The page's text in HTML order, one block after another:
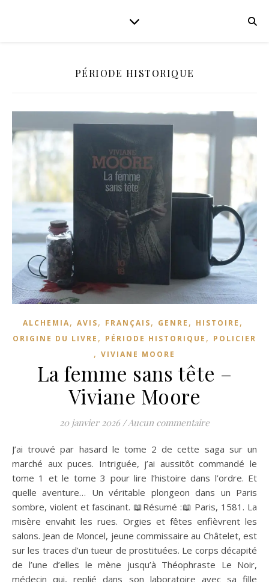
PÉRIODE HISTORIQUE
ALCHEMIA, AVIS, FRANÇAIS, GENRE , HISTOIRE ,
ORIGINE DU LIVRE , PÉRIODE HISTORIQUE , POLICIER
, VIVIANE MOORE
La femme sans tête –
Viviane Moore
20 janvier 2026 / Aucun commentaire
J’ai trouvé par hasard le tome 2 de cette saga sur un
marché aux puces. Intriguée, j’ai aussitôt commandé le
tome 1 et le tome 3 pour lire l’histoire dans l’ordre. Et
quelle aventure… Un véritable plongeon dans un Paris
sombre, violent et fascinant. 📖Résumé :📖 Paris, 1581. La
misère envahit les rues. Orgies et fêtes enfièvrent les
salons. Jean de Moncel, jeune commissaire au Châtelet, est
sur les traces d’un tueur de prostituées. Le corps décapité
de l’une d’elles le mène jusqu’à Théophraste Le Noir,
médecin qui, replié dans son laboratoire avec sa fille